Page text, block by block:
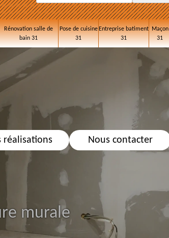
Rénovation salle de
bain 31
Pose de cuisine
31
Entreprise batiment
31
Maçon
31
réalisations Nous contacter
murale